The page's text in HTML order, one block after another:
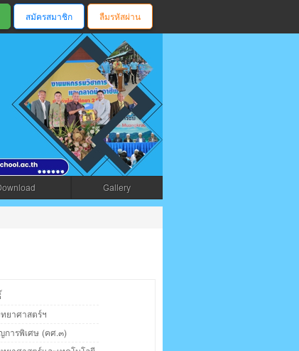
สมัครสมาชิก ลืมรหัสผ่าน
ง
Gallery
ยาศาสตร์ฯ
การพิเศษ (คศ.๓)